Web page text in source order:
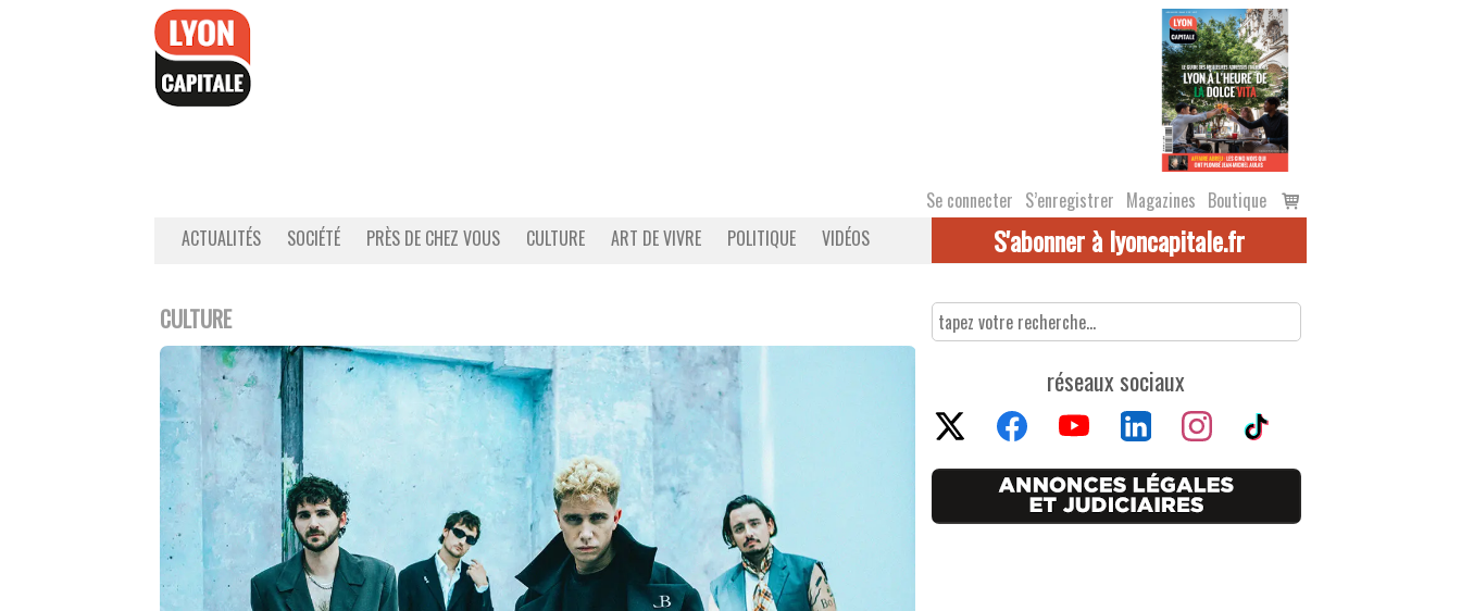
Se connecter S’enregistrer Magazines Boutique
Voir
le
ACTUALITÉS SOCIÉTÉ PRÈS DE CHEZ VOUS CULTURE ART DE VIVRE POLITIQUE VIDÉOS S'abonner à lyoncapitale.fr
CULTURE
réseaux sociaux